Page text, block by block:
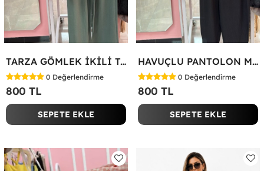
TARZA GÖMLEK İKİLİ TAKIM KOT KUMAŞ Yeşil
0 Değerlendirme
800 TL
SEPETE EKLE
HAVUÇLU PANTOLON MİYASE TAKIM Siyah
0 Değerlendirme
800 TL
SEPETE EKLE